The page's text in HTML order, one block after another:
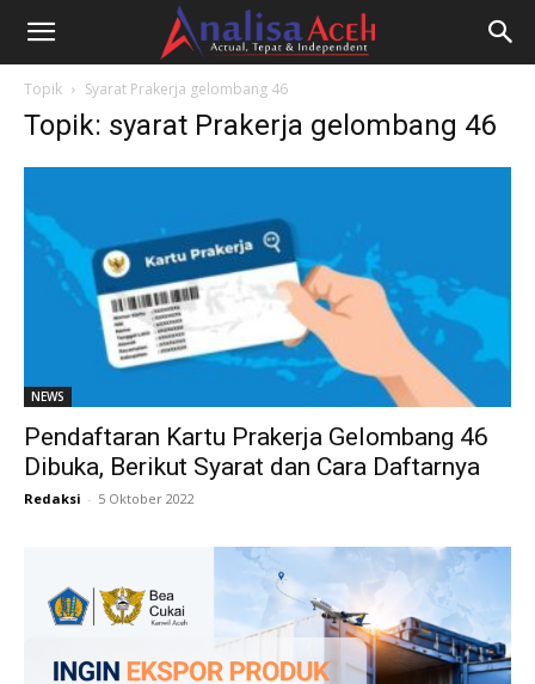
Topik Syarat Prakerja gelombang 46
Topik: syarat Prakerja gelombang 46
NEWS
Pendaftaran Kartu Prakerja Gelombang 46
Dibuka, Berikut Syarat dan Cara Daftarnya
Redaksi - 5 Oktober 2022